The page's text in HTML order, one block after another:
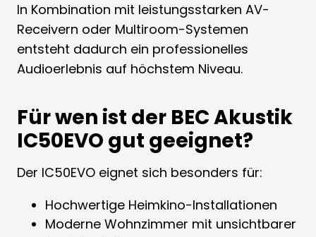
In Kombination mit leistungsstarken AV-
Receivern oder Multiroom-Systemen
entsteht dadurch ein professionelles
Audioerlebnis auf höchstem Niveau.
Für wen ist der BEC Akustik
IC50EVO gut geeignet?
Der IC50EVO eignet sich besonders für:
Hochwertige Heimkino-Installationen
Moderne Wohnzimmer mit unsichtbarer